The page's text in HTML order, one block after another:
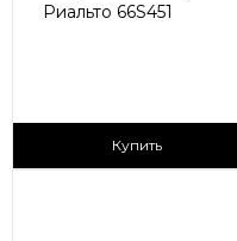
Риальто 66S451
2
Купить